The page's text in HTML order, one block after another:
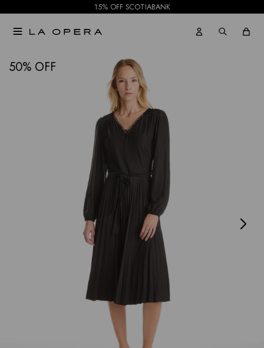
15% OFF SCOTIABANK

50 NOTIFICARME